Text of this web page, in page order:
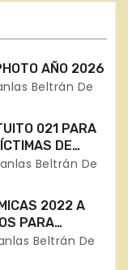
AÑO 2026
Beltrán De
021 PARA
DE
Y RACISMO
Beltrán De
2022 A
PARA
SITUACIONES
Beltrán De